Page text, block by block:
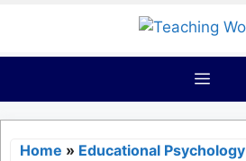
content
Menu
Home » Educational Psychology